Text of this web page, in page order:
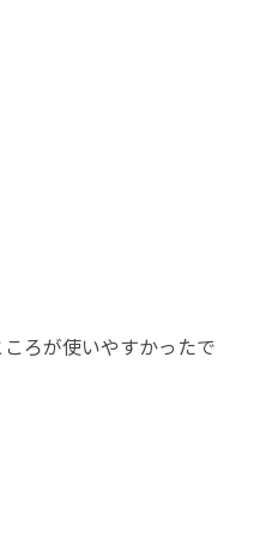
ろが使いやすかったで